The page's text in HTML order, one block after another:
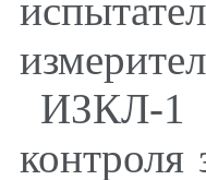
ИЗКЛ-1
контроля